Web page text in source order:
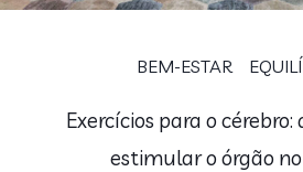
BEM-ESTAR
Exercícios para o cérebro:
estimular o órgão